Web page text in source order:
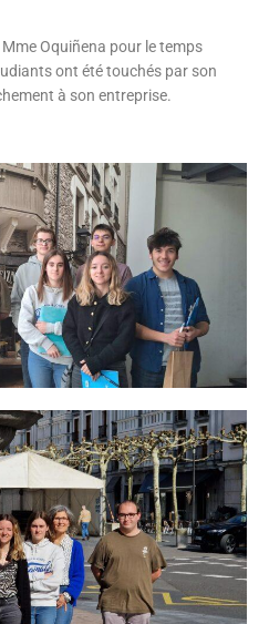
Oquiñena pour le temps
ont été touchés par son
à son entreprise.